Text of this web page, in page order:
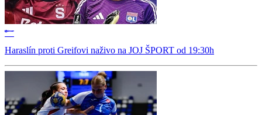
Haraslín proti Greifovi naživo na JOJ ŠPORT od 19:30h